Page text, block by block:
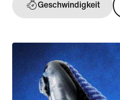
Geschwindigkeit